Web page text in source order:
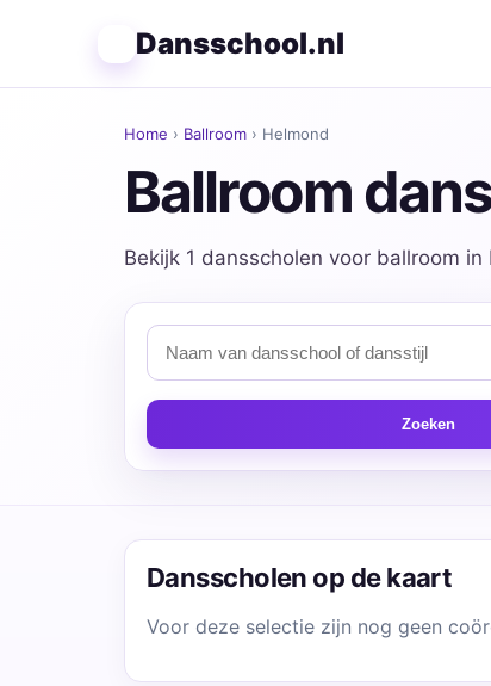
Dansschool.nl
Home › Ballroom › Helmond
Ballroom
Bekijk 1 dansscholen voor ballroom
Zoeken
Dansscholen op de kaart
Voor deze selectie zijn nog geen